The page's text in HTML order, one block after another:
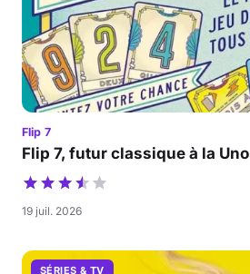
Flip 7
Flip 7, futur classique à la Uno
19 juil. 2026
SÉRIES & TV